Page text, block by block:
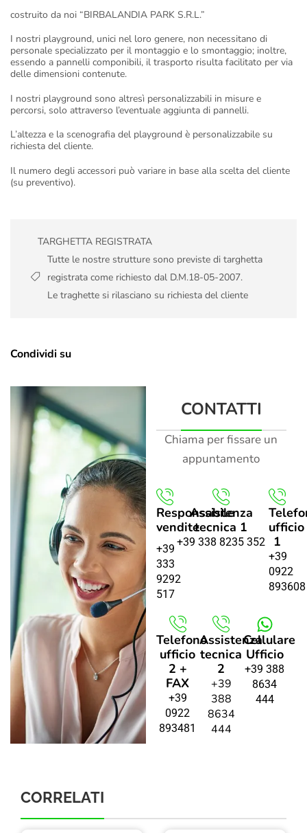
costruito da noi “BIRBALANDIA PARK S.R.L.”
I nostri playground, unici nel loro genere, non necessitano di
personale specializzato per il montaggio e lo smontaggio; inoltre,
essendo a pannelli componibili, il trasporto risulta facilitato per via
delle dimensioni contenute.
I nostri playground sono altresì personalizzabili in misure e
percorsi, solo attraverso l’eventuale aggiunta di pannelli.
L’altezza e la scenografia del playground è personalizzabile su
richiesta del cliente.
Il numero degli accessori può variare in base alla scelta del cliente
(su preventivo).
TARGHETTA REGISTRATA
Tutte le nostre strutture sono previste di targhetta
registrata come richiesto dal D.M.18-05-2007.
Le traghette si rilasciano su richiesta del cliente
Condividi su
CONTATTI
Chiama per fissare un
appuntamento
Responsabile
vendite
+39
333
9292
517
Assistenza
tecnica 1
+39 338 8235 352
ufficio
1
+39
0922
893608
Telefono
ufficio
2 +
FAX
+39
0922
893481
Assistenza
tecnica
2
+39
388
8634
444
Cellulare
Ufficio
+39 388
8634
444
CORRELATI